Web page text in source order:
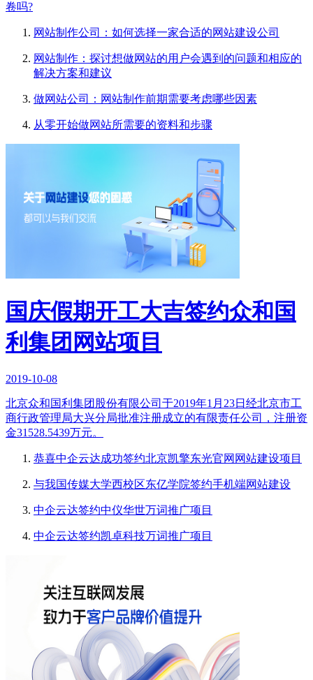
卷吗?
网站制作公司：如何选择一家合适的网站建设公司
网站制作：探讨想做网站的用户会遇到的问题和相应的
解决方案和建议
做网站公司：网站制作前期需要考虑哪些因素
从零开始做网站所需要的资料和步骤
国庆假期开工大吉签约众和国
利集团网站项目
2019-10-08
北京众和国利集团股份有限公司于2019年1月23日经北京市工
商行政管理局大兴分局批准注册成立的有限责任公司，注册资
金31528.5439万元。
恭喜中企云达成功签约北京凯擎东光官网网站建设项目
与我国传媒大学西校区东亿学院签约手机端网站建设
中企云达签约中仪华世万词推广项目
中企云达签约凯卓科技万词推广项目